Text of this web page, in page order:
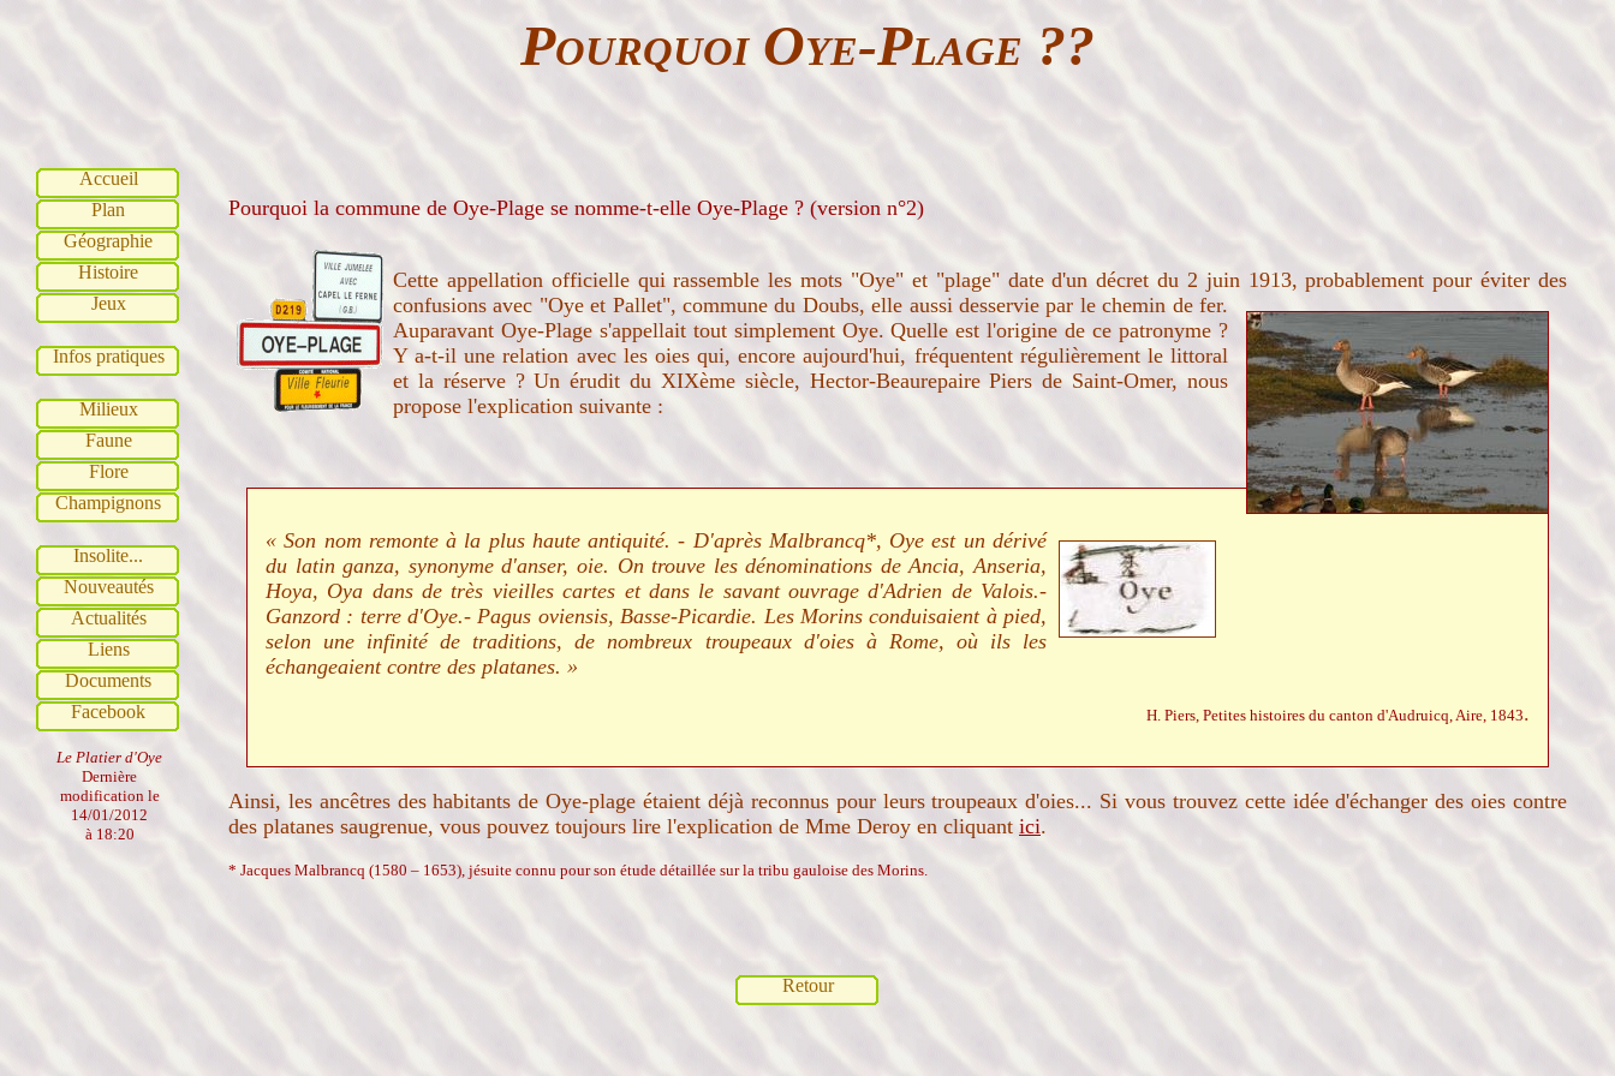
Pourquoi Oye-Plage ??
Accueil
Plan
Géographie
Histoire
Jeux
Infos pratiques
Milieux
Faune
Flore
Champignons
Insolite...
Nouveautés
Actualités
Liens
Documents
Facebook
Le Platier d'Oye
Dernière
modification le
14/01/2012
à 18:20
Pourquoi la commune de Oye-Plage se nomme-t-elle Oye-Plage ? (version n°2)
Cette appellation officielle qui rassemble les mots "Oye" et "plage" date d'un décret du 2 juin 1913, probablement pour éviter des
confusions avec "Oye et Pallet", commune du Doubs, elle aussi desservie par le chemin de fer.
Auparavant Oye-Plage s'appellait tout simplement Oye. Quelle est l'origine de ce patronyme ?
Y a-t-il une relation avec les oies qui, encore aujourd'hui, fréquentent régulièrement le littoral
et la réserve ? Un érudit du XIXème siècle, Hector-Beaurepaire Piers de Saint-Omer, nous
propose l'explication suivante :
« Son nom remonte à la plus haute antiquité. - D'après Malbrancq*, Oye est un dérivé
du latin ganza, synonyme d'anser, oie. On trouve les dénominations de Ancia, Anseria,
Hoya, Oya dans de très vieilles cartes et dans le savant ouvrage d'Adrien de Valois.-
Ganzord : terre d'Oye.- Pagus oviensis, Basse-Picardie. Les Morins conduisaient à pied,
selon une infinité de traditions, de nombreux troupeaux d'oies à Rome, où ils les
échangeaient contre des platanes. »
H. Piers, Petites histoires du canton d'Audruicq, Aire, 1843.
Ainsi, les ancêtres des habitants de Oye-plage étaient déjà reconnus pour leurs troupeaux d'oies... Si vous trouvez cette idée d'échanger des oies contre
des platanes saugrenue, vous pouvez toujours lire l'explication de Mme Deroy en cliquant ici.
* Jacques Malbrancq (1580 – 1653), jésuite connu pour son étude détaillée sur la tribu gauloise des Morins.
Retour